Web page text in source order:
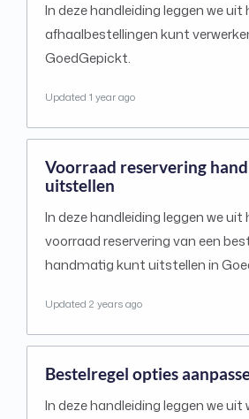
In deze handleiding leggen we uit
afhaalbestellingen kunt
GoedGepickt.
Updated 1 year ago
Voorraad reservering
uitstellen
In deze handleiding leggen we uit
voorraad reservering van een
handmatig kunt uitstellen in
Updated 2 years ago
Bestelregel opties
In deze handleiding leggen we uit